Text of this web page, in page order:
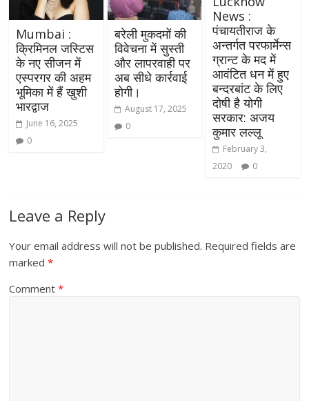
Mumbai :
क्रिमिनल जस्टिस
के नए सीजन में
एस्परगर की अहम
भूमिका में हैं खुशी
भारद्वाज
June 16, 2025
0
बरेली मुकदमों की
विवेचना में सुस्ती
और लापरवाही पर
अब सीधे कार्रवाई
होगी।
August 17, 2025
0
News :
पंचायतीराज के
अन्तर्गत परफार्मेन्स
ग्रान्ट के मद में
आवंटित धन में हुए
बन्दरबांट के लिए
दोषी है योगी
सरकार: अजय
कुमार लल्लू
February 3,
2020
0
Leave a Reply
Your email address will not be published. Required fields are
marked*
Comment*